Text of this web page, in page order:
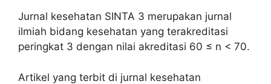
Jurnal kesehatan SINTA 3 merupakan jurnal
ilmiah bidang kesehatan yang terakreditasi
peringkat 3 dengan nilai akreditasi 60 ≤ n < 70.
Artikel yang terbit di jurnal kesehatan